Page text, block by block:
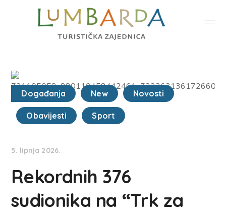
Događanja New Novosti
Obavijesti Sport
5. lipnja 2026.
Rekordnih 376
sudionika na “Trk za